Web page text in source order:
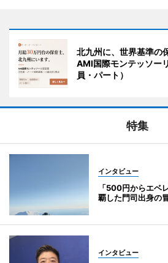
北九州に、世界基準の
AMI国際モンテッソー
員・パート）
特集
インタビュー
「500円からエベ
覇した門司出身の
インタビュー